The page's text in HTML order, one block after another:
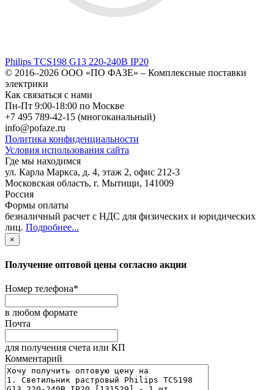
Philips TCS198 G13 220-240В IP20
© 2016–2026 ООО «ПО ФАЗЕ» – Комплексные поставки
электрики
Как связаться с нами
Пн-Пт 9:00-18:00 по Москве
+7 495 789-42-15 (многоканальный)
info@pofaze.ru
Политика конфиденциальности
Условия использования сайта
Где мы находимся
ул. Карла Маркса, д. 4, этаж 2, офис 212-3
Московская область, г. Мытищи, 141009
Россия
Формы оплаты
безналичный расчет с НДС для физических и юридических
лиц. Подробнее...
×
Получение оптовой цены согласно акции
Номер телефона*
в любом формате
Почта
для получения счета или КП
Комментарий